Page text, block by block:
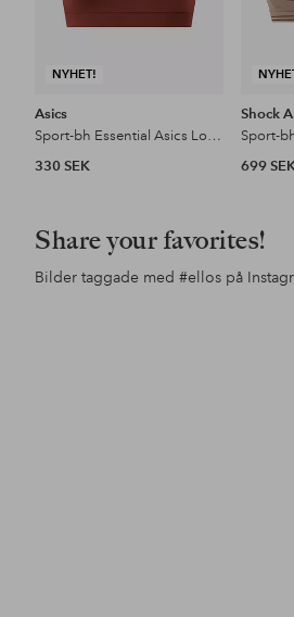
NYHET!
Asics
Sport-bh Essential Asics Logo Padless Bra
330 SEK
Shock
Sport-
699
Share your favorites!
Bilder taggade med #ellos på